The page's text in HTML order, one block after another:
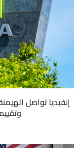
إنفيديا تواصل